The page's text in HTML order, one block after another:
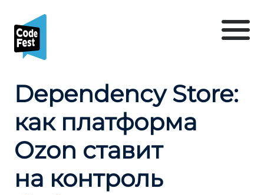
Dependency Store:
как платформа
Ozon ставит
на контроль